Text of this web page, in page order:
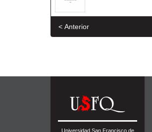
< Anterior
Universidad San Francisco de